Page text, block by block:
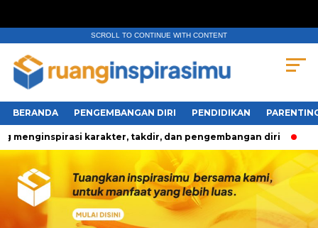
SCROLL TO CONTINUE WITH CONTENT
BERANDA PENGEMBANGAN DIRI PENDIDIKAN
menginspirasi karakter, takdir, dan pengembangan diri